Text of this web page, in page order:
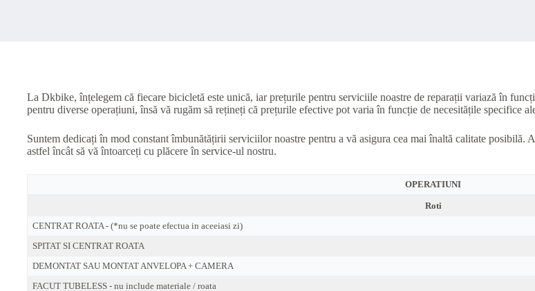
La Dkbike, înțelegem că fiecare bicicletă este unică, iar prețurile pentru serviciile noastre de reparații variază în
pentru diverse operațiuni, însă vă rugăm să rețineți că prețurile efective pot varia în funcție de necesitățile specifice
Suntem dedicați în mod constant îmbunătățirii serviciilor noastre pentru a vă asigura cea mai înaltă calitate
astfel încât să vă întoarceți cu plăcere în service-ul nostru.
OPERATIUNI
Roti
CENTRAT ROATA - (*nu se poate efectua in aceeiasi zi)
SPITAT SI CENTRAT ROATA
DEMONTAT SAU MONTAT ANVELOPA + CAMERA
FACUT TUBELESS - nu include materiale / roata